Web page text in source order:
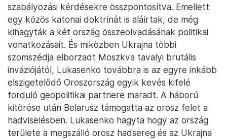
szabályozási kérdésekre összpontosítva. Emellett
egy közös katonai doktrínát is aláírtak, de még
kihagyták a két ország összeolvadásának politikai
vonatkozásait. És miközben Ukrajna többi
szomszédja elborzadt Moszkva tavalyi brutális
inváziójától, Lukasenko továbbra is az egyre inkább
elszigetelődő Oroszország egyik kevés kifelé
forduló geopolitikai partnere maradt. A háború
kitörése után Belarusz támogatta az orosz felet a
hadviselésben. Lukasenko hagyta hogy az ország
területe a megszálló orosz hadsereg és az Ukrajna